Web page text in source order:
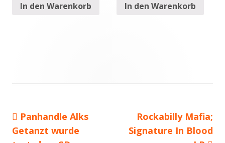
In den Warenkorb In den Warenkorb
Beitragsnavigation
Vorheriger
Beitrag:
Panhandle Alks
Getanzt wurde
Nächster
Beitrag
Rockabilly Mafia;
Signature In Blood